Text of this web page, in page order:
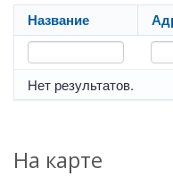
Название
Нет результатов.
На карте